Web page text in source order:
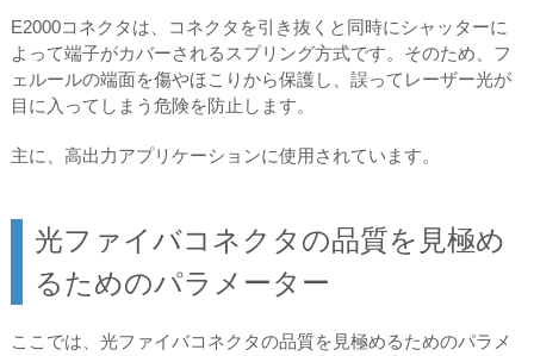
E2000コネクタは、コネクタを引き抜くと同時にシャッターに
よって端子がカバーされるスプリング方式です。そのため、フ
ェルールの端面を傷やほこりから保護し、誤ってレーザー光が
目に入ってしまう危険を防止します。
主に、高出力アプリケーションに使用されています。
光ファイバコネクタの品質を見極め
るためのパラメーター
ここでは、光ファイバコネクタの品質を見極めるためのパラメ